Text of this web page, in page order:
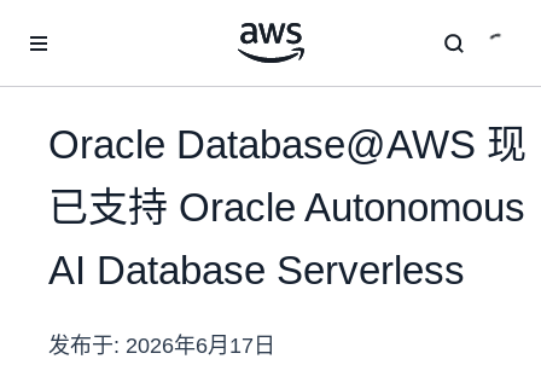
Oracle Database@AWS 现
已支持 Oracle Autonomous
AI Database Serverless
发布于: 2026年6月17日